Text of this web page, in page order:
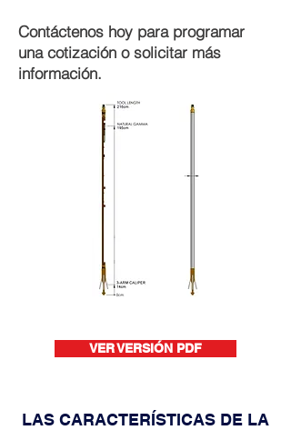
Contáctenos hoy para programar
una cotización o solicitar más
información.
VER VERSIÓN PDF
LAS CARACTERÍSTICAS DE LA